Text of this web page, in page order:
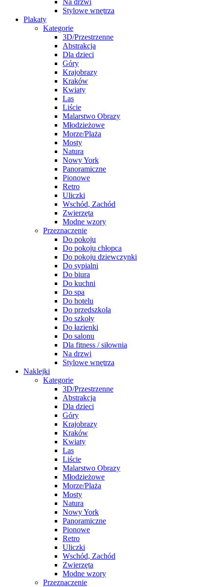
Na drzwi
Stylowe wnętrza
Plakaty
Kategorie
3D/Przestrzenne
Abstrakcja
Dla dzieci
Góry
Krajobrazy
Kraków
Kwiaty
Las
Liście
Malarstwo Obrazy
Młodzieżowe
Morze/Plaża
Mosty
Natura
Nowy York
Panoramiczne
Pionowe
Retro
Uliczki
Wschód, Zachód
Zwierzęta
Modne wzory
Przeznaczenie
Do pokoju
Do pokoju chłopca
Do pokoju dziewczynki
Do sypialni
Do biura
Do kuchni
Do spa
Do hotelu
Do przedszkola
Do szkoły
Do łazienki
Do salonu
Dla fitness / siłownia
Na drzwi
Stylowe wnętrza
Naklejki
Kategorie
3D/Przestrzenne
Abstrakcja
Dla dzieci
Góry
Krajobrazy
Kraków
Kwiaty
Las
Liście
Malarstwo Obrazy
Młodzieżowe
Morze/Plaża
Mosty
Natura
Nowy York
Panoramiczne
Pionowe
Retro
Uliczki
Wschód, Zachód
Zwierzęta
Modne wzory
Przeznaczenie